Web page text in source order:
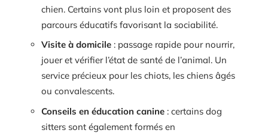
chien. Certains vont plus loin et proposent des
parcours éducatifs favorisant la sociabilité.
Visite à domicile : passage rapide pour nourrir,
jouer et vérifier l’état de santé de l’animal. Un
service précieux pour les chiots, les chiens âgés
ou convalescents.
Conseils en éducation canine : certains dog
sitters sont également formés en